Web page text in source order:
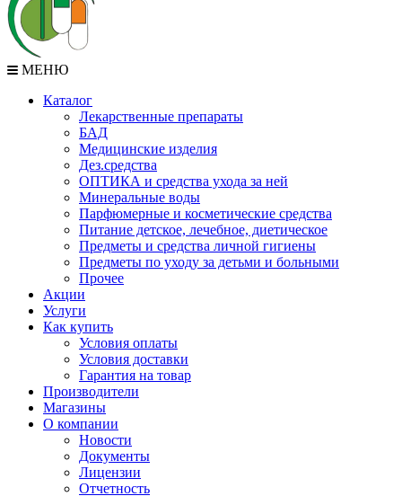
МЕНЮ
Каталог
Лекарственные препараты
БАД
Медицинские изделия
Дез.средства
ОПТИКА и средства ухода за ней
Минеральные воды
Парфюмерные и косметические средства
Питание детское, лечебное, диетическое
Предметы и средства личной гигиены
Предметы по уходу за детьми и больными
Прочее
Акции
Услуги
Как купить
Условия оплаты
Условия доставки
Гарантия на товар
Производители
Магазины
О компании
Новости
Документы
Лицензии
Отчетность